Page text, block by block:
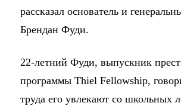
рассказал основатель и
Брендан Фуди.
22-летний Фуди, выпускник
программы Thiel Fellowship,
труда его увлекают со школьных